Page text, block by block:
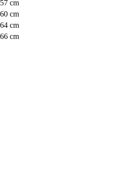
cm
cm
cm
cm